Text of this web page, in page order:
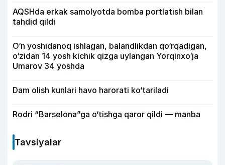
AQSHda erkak samolyotda bomba portlatish bilan
tahdid qildi
O‘n yoshidanoq ishlagan, balandlikdan qo‘rqadigan,
o‘zidan 14 yosh kichik qizga uylangan Yorqinxo‘ja
Umarov 34 yoshda
Dam olish kunlari havo harorati ko‘tariladi
Rodri “Barselona”ga o‘tishga qaror qildi — manba
Tavsiyalar